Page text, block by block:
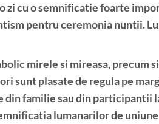
zi cu o semnificatie foarte
pentru ceremonia nuntii.
mirele si mireasa, precum
sunt plasate de regula pe
familie sau din
lumanarilor de